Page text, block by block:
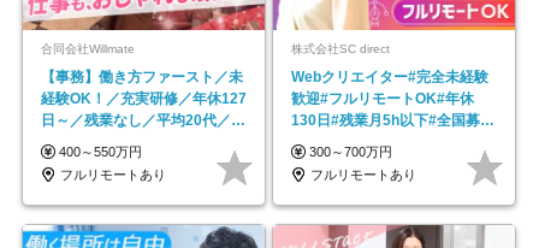
合同会社Willmate
【事務】働き方ファースト／未
経験OK！／充実研修／年休127
日～／残業なし／平均20代／リ
モートOK
400～550万円
フルリモートあり
株式会社SC direct
Webクリエイター#完全未経験
歓迎#フルリモートOK#年休
130日#残業月5h以下#全国募集
#最大1年の研修
300～700万円
フルリモートあり